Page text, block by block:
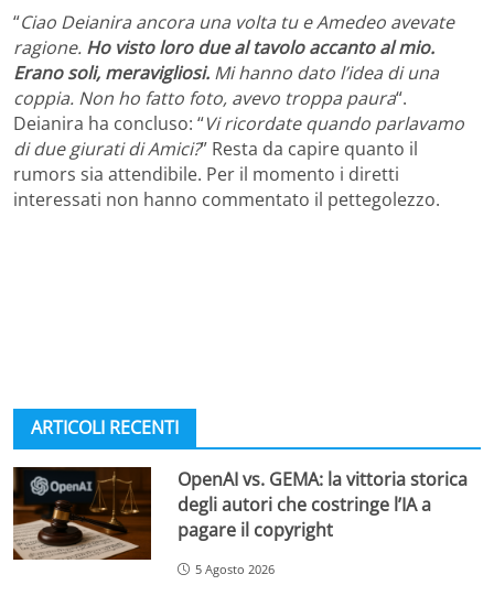
“Ciao Deianira ancora una volta tu e Amedeo avevate
ragione. Ho visto loro due al tavolo accanto al mio.
Erano soli, meravigliosi. Mi hanno dato l’idea di una
coppia. Non ho fatto foto, avevo troppa paura“.
Deianira ha concluso: “Vi ricordate quando parlavamo
di due giurati di Amici?” Resta da capire quanto il
rumors sia attendibile. Per il momento i diretti
interessati non hanno commentato il pettegolezzo.
ARTICOLI RECENTI
OpenAI vs. GEMA: la vittoria storica
degli autori che costringe l’IA a
pagare il copyright
5 Agosto 2026